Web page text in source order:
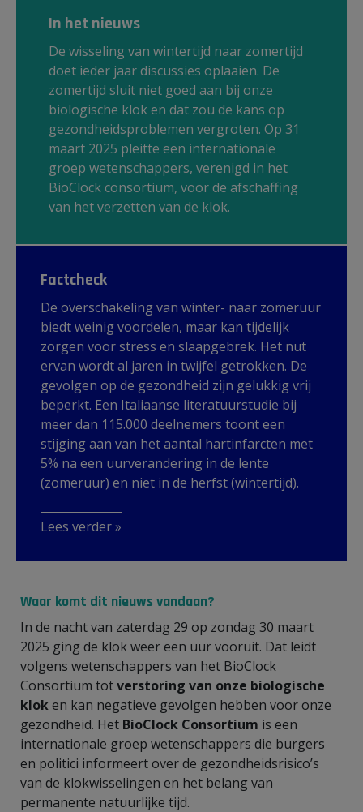
In het nieuws
De wisseling van wintertijd naar zomertijd
doet ieder jaar discussies oplaaien. De
zomertijd sluit niet goed aan bij onze
biologische klok en dat zou de kans op
gezondheidsproblemen vergroten. Op 31
maart 2025 pleitte een internationale
groep wetenschappers, verenigd in het
BioClock consortium, voor de afschaffing
van het verzetten van de klok.
Factcheck
De overschakeling van winter- naar zomeruur
biedt weinig voordelen, maar kan tijdelijk
zorgen voor stress en slaapgebrek. Het nut
ervan wordt al jaren in twijfel getrokken. De
gevolgen op de gezondheid zijn gelukkig vrij
beperkt. Een Italiaanse literatuurstudie bij
meer dan 115.000 deelnemers toont een
stijging aan van het aantal hartinfarcten met
5% na een uurverandering in de lente
(zomeruur) en niet in de herfst (wintertijd).
Lees verder »
Waar komt dit nieuws vandaan?
In de nacht van zaterdag 29 op zondag 30 maart
2025 ging de klok weer een uur vooruit. Dat leidt
volgens wetenschappers van het BioClock
Consortium totverstoring van onze biologische
kloken kan negatieve gevolgen hebben voor onze
gezondheid. Het BioClock Consortium is een
internationale groep wetenschappers die burgers
en politici informeert over de gezondheidsrisico’s
van de klokwisselingen en het belang van
permanente natuurlijke tijd.